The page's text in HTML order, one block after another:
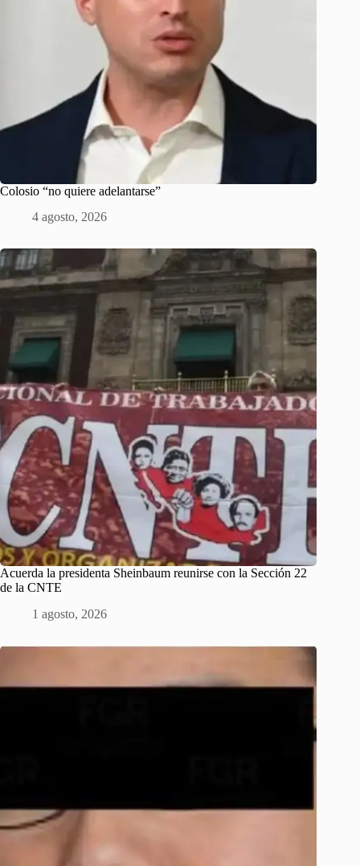
Colosio “no quiere adelantarse”
4 agosto, 2026
Acuerda la presidenta Sheinbaum reunirse con la Sección 22
de la CNTE
1 agosto, 2026